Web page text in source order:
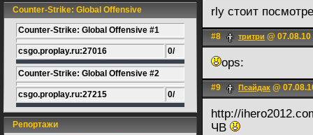
Counter-Strike: Global Offensive
Counter-Strike: Global Offensive #1
csgo.proplay.ru:27016 0/
Counter-Strike: Global Offensive #2
csgo.proplay.ru:27215 0/
Репортажи
rly стоит
#8 тритри @
ops:
#9 Псайдак @
http://
ЧВ